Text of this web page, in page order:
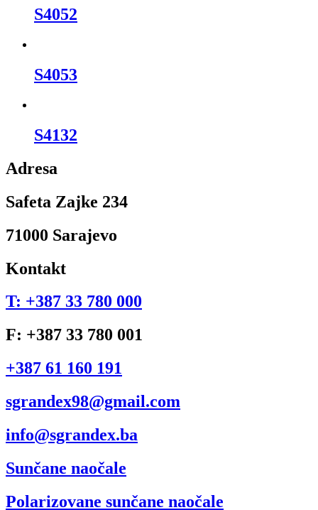
S4052
S4053
S4132
Adresa
Safeta Zajke 234
71000 Sarajevo
Kontakt
T: +387 33 780 000
F: +387 33 780 001
+387 61 160 191
sgrandex98@gmail.com
info@sgrandex.ba
Sunčane naočale
Polarizovane sunčane naočale